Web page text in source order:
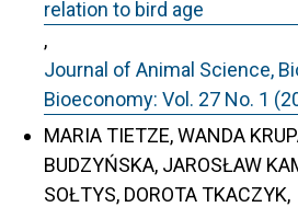
relation to bird age
,
Journal of Animal Science,
Bioeconomy: Vol. 27 No. 1
MARIA TIETZE, WANDA
BUDZYŃSKA, JAROSŁAW
SOŁTYS, DOROTA TKACZYK,